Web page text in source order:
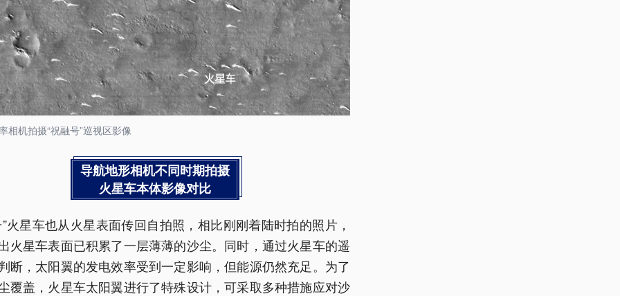
相机拍摄“祝融号”巡视区影像
导航地形相机不同时期拍摄
火星车本体影像对比
火星车也从火星表面传回自拍照，相比刚刚着陆时拍的照片，
火星车表面已积累了一层薄薄的沙尘。同时，通过火星车的遥
断，太阳翼的发电效率受到一定影响，但能源仍然充足。为了
覆盖，火星车太阳翼进行了特殊设计，可采取多种措施应对沙